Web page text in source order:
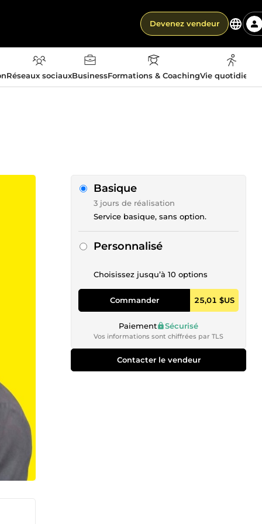
Devenez vendeur
Réseaux sociauxBusinessFormations & CoachingVie
Basique
3 jours de réalisation
Service basique, sans option.
Personnalisé
Choisissez jusqu’à 10 options
Commander 25,01 $US
Paiement Sécurisé
Vos informations sont chiffrées par TLS
Contacter le vendeur